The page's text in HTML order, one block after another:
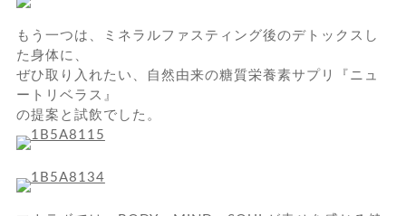
もう一つは、ミネラルファスティング後のデトックスし
た身体に、
ぜひ取り入れたい、自然由来の糖質栄養素サプリ『ニュ
ートリベラス』
の提案と試飲でした。